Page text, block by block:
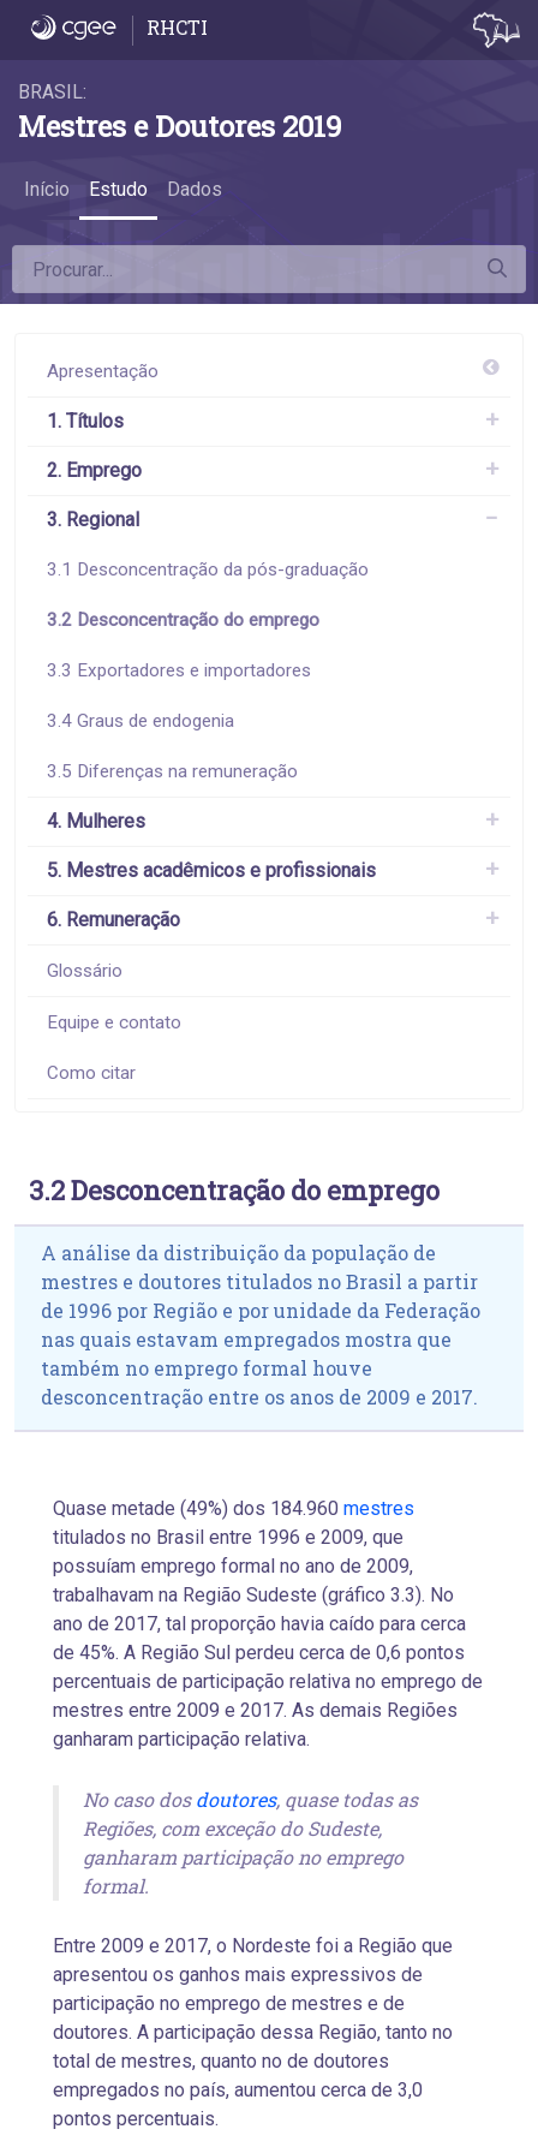
3.2 Desconcentração do emprego - 3.2
RHCTI
BRASIL:
Mestres e Doutores 2019
Início Estudo Dados
Apresentação
1. Títulos
2. Emprego
3. Regional
3.1 Desconcentração da pós-graduação
3.2 Desconcentração do emprego
3.3 Exportadores e importadores
3.4 Graus de endogenia
3.5 Diferenças na remuneração
4. Mulheres
5. Mestres acadêmicos e profissionais
6. Remuneração
Glossário
Equipe e contato
Como citar
3.2 Desconcentração do emprego
A análise da distribuição da população de
mestres e doutores titulados no Brasil a partir
de 1996 por Região e por unidade da Federação
nas quais estavam empregados mostra que
também no emprego formal houve
desconcentração entre os anos de 2009 e 2017.
Quase metade (49%) dos 184.960 mestres
titulados no Brasil entre 1996 e 2009, que
possuíam emprego formal no ano de 2009,
trabalhavam na Região Sudeste (gráfico 3.3). No
ano de 2017, tal proporção havia caído para cerca
de 45%. A Região Sul perdeu cerca de 0,6 pontos
percentuais de participação relativa no emprego de
mestres entre 2009 e 2017. As demais Regiões
ganharam participação relativa.
No caso dosdoutores, quase todas as
Regiões, com exceção do Sudeste,
ganharam participação no emprego
formal.
Entre 2009 e 2017, o Nordeste foi a Região que
apresentou os ganhos mais expressivos de
participação no emprego de mestres e de
doutores. A participação dessa Região, tanto no
total de mestres, quanto no de doutores
empregados no país, aumentou cerca de 3,0
pontos percentuais.